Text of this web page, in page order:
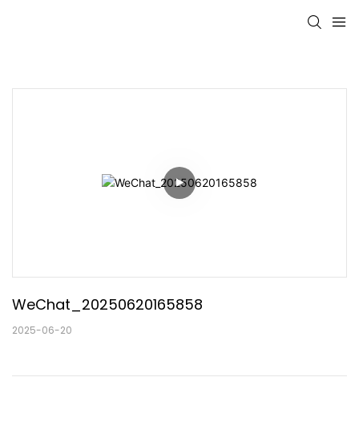
WeChat_20250620165858
2025-06-20